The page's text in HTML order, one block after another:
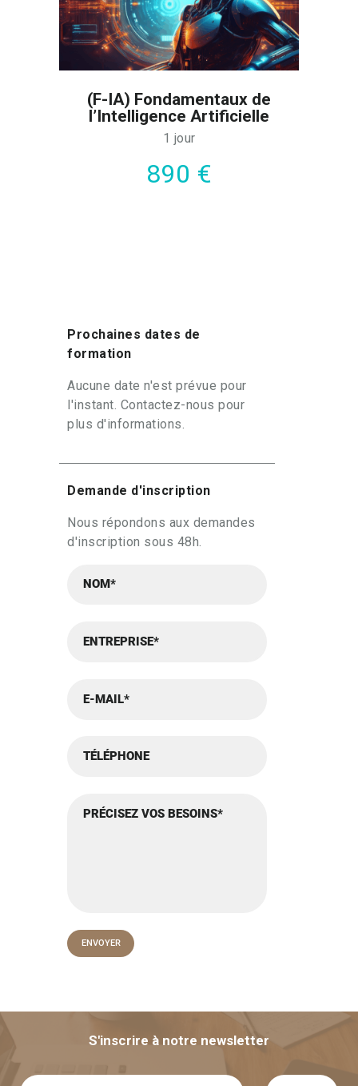
(F-IA) Fondamentaux de
l’Intelligence Artificielle
1 jour
890 €
Prochaines dates de
formation
Aucune date n'est prévue pour
l'instant. Contactez-nous pour
plus d'informations.
Demande d'inscription
Nous répondons aux demandes
d'inscription sous 48h.
S'inscrire à notre newsletter